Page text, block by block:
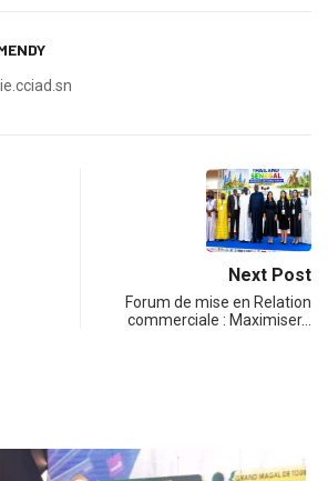
Next Post
Forum de mise en Relation
commerciale : Maximiser…